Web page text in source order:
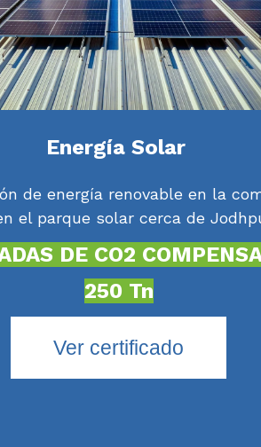
Energía Solar
de energía renovable en la
el parque solar cerca de
DE CO2
250 Tn
Ver certificado